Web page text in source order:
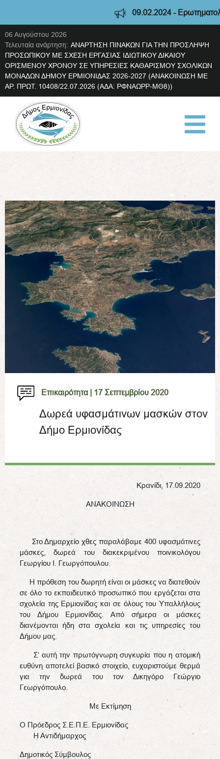
09.02.2024 -
06 Αυγούστου 2026
Τελευταία ανάρτηση: ΑΝΑΡΤΗΣΗ ΠΙΝΑΚΩΝ ΓΙΑ ΤΗΝ ΠΡΟΣΛΗΨΗ
ΠΡΟΣΩΠΙΚΟΥ ΜΕ ΣΧΕΣΗ ΕΡΓΑΣΙΑΣ ΙΔΙΩΤΙΚΟΥ ΔΙΚΑΙΟΥ
ΟΡΙΣΜΕΝΟΥ ΧΡΟΝΟΥ ΣΕ ΥΠΗΡΕΣΙΕΣ ΚΑΘΑΡΙΣΜΟΥ ΣΧΟΛΙΚΩΝ
ΜΟΝΑΔΩΝ ΔΗΜΟΥ ΕΡΜΙΟΝΙΔΑΣ 2026-2027 (ΑΝΑΚΟΙΝΩΣΗ ΜΕ
ΑΡ. ΠΡΩΤ. 10408/22.07.2026 (ΑΔΑ: ΡΦΝΑΩΡΡ-ΜΘ8))
Επικαιρότητα | 17 Σεπτεμβρίου 2020
Δωρεά υφασμάτινων μασκών στον
Δήμο Ερμιονίδας
Κρανίδι, 17.09.2020
ΑΝΑΚΟΙΝΩΣΗ
Στο Δημαρχείο χθες παραλάβαμε 400 υφασμάτινες
μάσκες, δωρεά του διακεκριμένου ποινικολόγου
Γεωργίου Ι. Γεωργόπουλου.
Η πρόθεση του δωρητή είναι οι μάσκες να διατεθούν
σε όλο το εκπαιδευτικό προσωπικό που εργάζεται στα
σχολεία της Ερμιονίδας και σε όλους του Υπαλλήλους
του Δήμου Ερμιονίδας. Από σήμερα οι μάσκες
διανέμονται ήδη στα σχολεία και τις υπηρεσίες του
Δήμου μας.
Σ’ αυτή την πρωτόγνωρη συγκυρία που η ατομική
ευθύνη αποτελεί βασικό στοιχείο, ευχαριστούμε θερμά
για την δωρεά του τον Δικηγόρο Γεώργιο
Γεωργόπουλο.
Με Εκτίμηση
Ο Πρόεδρος Σ.Ε.Π.Ε. Ερμιονίδας
Η Αντιδήμαρχος
Δημοτικός Σύμβουλος